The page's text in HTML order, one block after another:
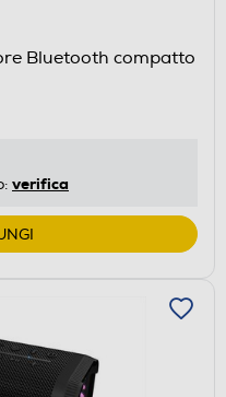
Bluetooth compatto
verifica